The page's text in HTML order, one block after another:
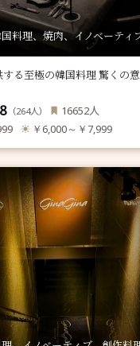
料理、焼肉、イノベーティ
る至極の韓国料理 驚くの
（264人） 16652人
￥6,000～￥7,999